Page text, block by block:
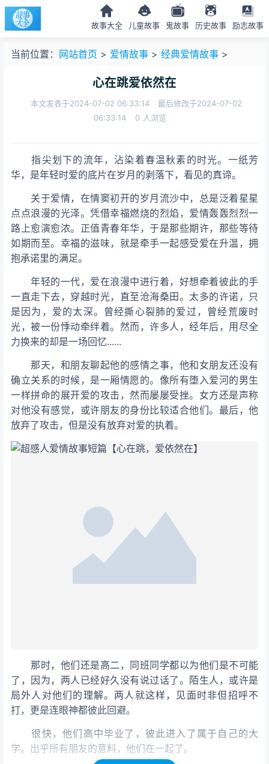
故事大全 儿童故事 鬼故事 历史故事 励志故事
当前位置： 网站首页 > 爱情故事 > 经典爱情故事 >
心在跳爱依然在
本文发表于2024-07-02 06:33:14
最后修改于2024-07-02
06:33:14
0 人浏览
指尖划下的流年，沾染着春温秋素的时光。一纸芳
华，是年轻时爱的底片在岁月的剥落下，看见的真谛。
关于爱情，在情窦初开的岁月流沙中，总是泛着星星
点点浪漫的光泽。凭借幸福燃烧的烈焰，爱情轰轰烈烈一
路上愈演愈浓。正值青春年华，于是那些期许，那些等待
如期而至。幸福的滋味，就是牵手一起感受爱在升温，拥
抱承诺里的满足。
年轻的一代，爱在浪漫中进行着，好想牵着彼此的手
一直走下去，穿越时光，直至沧海桑田。太多的许诺，只
是因为，爱的太深。曾经撕心裂肺的爱过，曾经荒废时
光，被一份悸动牵绊着。然而，许多人，经年后，用尽全
力换来的却是一场回忆......
那天，和朋友聊起他的感情之事，他和女朋友还没有
确立关系的时候，是一厢情愿的。像所有堕入爱河的男生
一样拼命的展开爱的攻击，然而屡屡受挫。女方还是声称
对他没有感觉，或许朋友的身份比较适合他们。最后，他
放弃了攻击，但是没有放弃对爱的执着。
那时，他们还是高二，同班同学都以为他们是不可能
了，因为，两人已经好久没有说过话了。陌生人，或许是
局外人对他们的理解。两人就这样，见面时非但招呼不
打，更是连眼神都彼此回避。
很快，他们高中毕业了，彼此进入了属于自己的大
学。出乎所有朋友的意料，他们在一起了。